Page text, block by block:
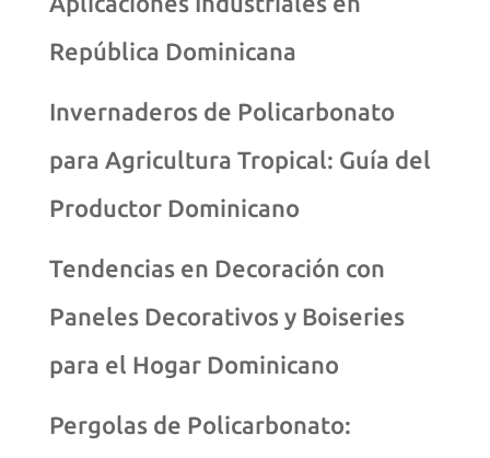
República Dominicana
Invernaderos de Policarbonato
para Agricultura Tropical: Guía del
Productor Dominicano
Tendencias en Decoración con
Paneles Decorativos y Boiseries
para el Hogar Dominicano
Pergolas de Policarbonato: